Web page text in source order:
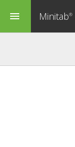
menu Minitab®